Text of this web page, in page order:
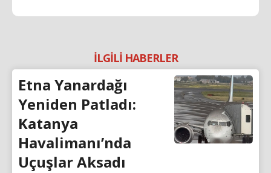
İLGİLİ HABERLER
Etna Yanardağı
Yeniden Patladı:
Katanya
Havalimanı’nda
Uçuşlar Aksadı